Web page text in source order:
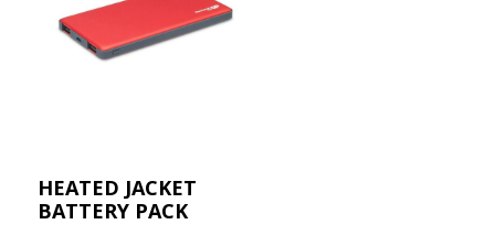
HEATED JACKET
BATTERY PACK